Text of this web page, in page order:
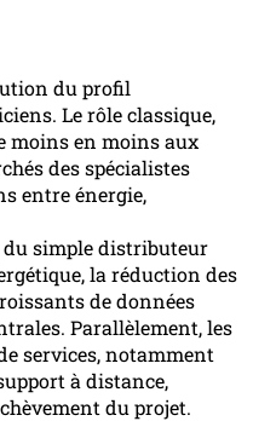
du profil
Le rôle classique,
moins en moins aux
des spécialistes
entre énergie,
du simple distributeur
la réduction des
de données
Parallèlement, les
services, notamment
à distance,
du projet.